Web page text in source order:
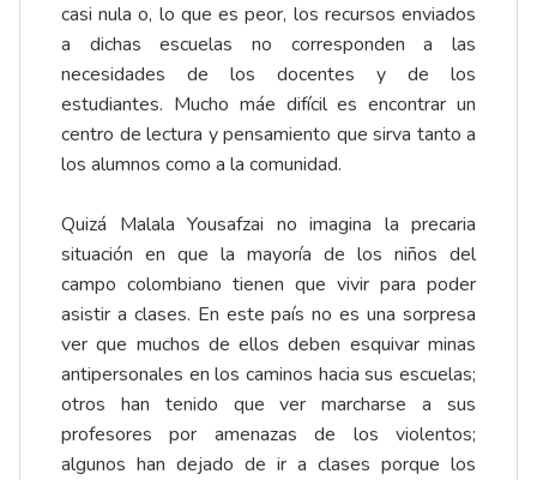
casi nula o, lo que es peor, los recursos enviados
a dichas escuelas no corresponden a las
necesidades de los docentes y de los
estudiantes. Mucho máe difícil es encontrar un
centro de lectura y pensamiento que sirva tanto a
los alumnos como a la comunidad.
Quizá Malala Yousafzai no imagina la precaria
situación en que la mayoría de los niños del
campo colombiano tienen que vivir para poder
asistir a clases. En este país no es una sorpresa
ver que muchos de ellos deben esquivar minas
antipersonales en los caminos hacia sus escuelas;
otros han tenido que ver marcharse a sus
profesores por amenazas de los violentos;
algunos han dejado de ir a clases porque los